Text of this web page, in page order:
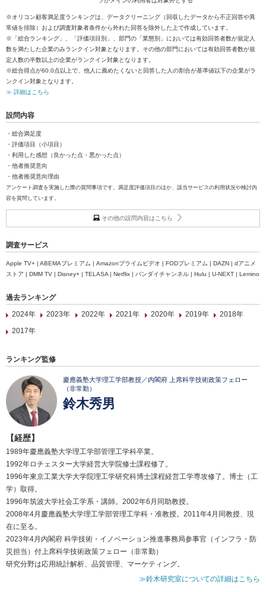
※オリコン顧客満足度ランキングは、データクリーニング（回収したデータから不正回答や異
常値を排除）および調査対象者条件から外れた回答を除外した上で作成しています。
※「総合ランキング」、「評価項目別」、部門の「業態別」においては有効回答者数が規定人
数を満たした企業のみランクイン対象となります。その他の部門においては有効回答者数が規
定人数の半数以上の企業がランクイン対象となります。
※総合得点が60.0点以上で、他人に薦めたくないと回答した人の割合が基準値以下の企業がラ
ンクイン対象となります。
≫ 詳細はこちら
設問内容
・総合満足度
・評価項目（小項目）
・利用した感想（良かった点・悪かった点）
・他者推奨意向
・他者推奨意向理由
アンケート調査を実施した際の質問事項です。満足度評価項目のほか、該当サービスの利用状況や検討内
容を質問しています。
その他の設問内容はこちら
調査サービス
Apple TV+ | ABEMAプレミアム | Amazonプライムビデオ | FODプレミアム | DAZN | dアニメ
ストア | DMM TV | Disney+ | TELASA | Netflix | バンダイチャンネル | Hulu | U-NEXT | Lemino
過去ランキング
2024年
2023年 2022年 2021年 2020年 2019年
2018年
2017年
ランキング監修
慶應義塾大学理工学部教授／内閣府 上席科学技術政策フェロー
（非常勤）
鈴木秀男
【経歴】
1989年慶應義塾大学理工学部管理工学科卒業。
1992年ロチェスター大学経営大学院修士課程修了。
1996年東京工業大学大学院理工学研究科博士課程経営工学専攻修了。博士（工
学）取得。
1996年筑波大学社会工学系・講師。2002年6月同助教授。
2008年4月慶應義塾大学理工学部管理工学科・准教授。2011年4月同教授、現
在に至る。
2023年4月内閣府 科学技術・イノベーション推進事務局参事官（インフラ・防
災担当）付上席科学技術政策フェロー（非常勤）
研究分野は応用統計解析、品質管理、マーケティング。
≫鈴木研究室についての詳細はこちら